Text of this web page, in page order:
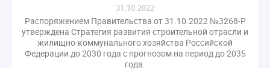
31.10.2022
Распоряжением Правительства от 31.10.2022 №3268-Р
утверждена Стратегия развития строительной отрасли и
жилищно-коммунального хозяйства Российской
Федерации до 2030 года с прогнозом на период до 2035
года.